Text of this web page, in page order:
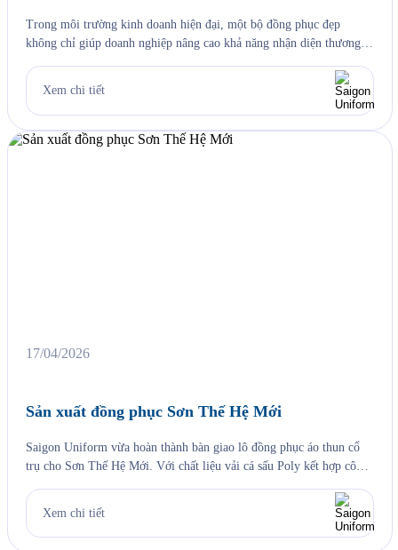
Trong môi trường kinh doanh hiện đại, một bộ đồng phục đẹp
không chỉ giúp doanh nghiệp nâng cao khả năng nhận diện thương
trong mắt khách hàng và đối tác. Đồng thời, đây cũng là yếu tố giúp
Xem chi tiết
17/04/2026
Sản xuất đồng phục Sơn Thế Hệ Mới
Saigon Uniform vừa hoàn thành bàn giao lô đồng phục áo thun cổ
trụ cho Sơn Thế Hệ Mới. Với chất liệu vải cá sấu Poly kết hợp công
hàng ngày mà còn trở thành công cụ nhận diện thương hiệu […]
Xem chi tiết